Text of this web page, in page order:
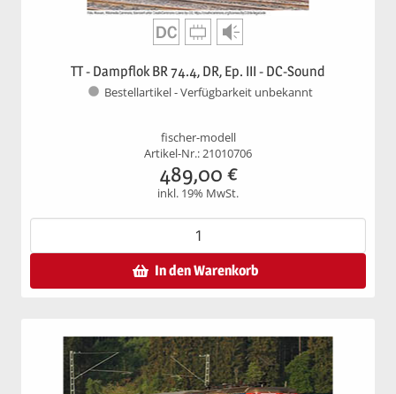
TT - Dampflok BR 74.4, DR, Ep. III - DC-Sound
Bestellartikel - Verfügbarkeit unbekannt
fischer-modell
Artikel-Nr.: 21010706
489,00 €
inkl. 19% MwSt.
In den Warenkorb